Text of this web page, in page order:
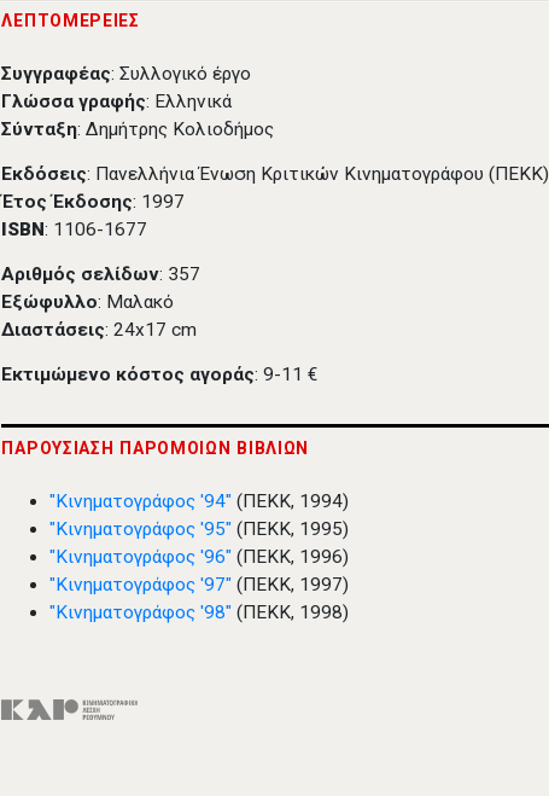
ΛΕΠΤΟΜΕΡΕΙΕΣ
Συγγραφέας: Συλλογικό έργο
Γλώσσα γραφής: Ελληνικά
Σύνταξη: Δημήτρης Κολιοδήμος
Εκδόσεις: Πανελλήνια Ένωση Κριτικών Κινηματογράφου (ΠΕΚΚ)
Έτος Έκδοσης: 1997
ISBN: 1106-1677
Αριθμός σελίδων: 357
Εξώφυλλο: Μαλακό
Διαστάσεις: 24x17 cm
Εκτιμώμενο κόστος αγοράς: 9-11 €
ΠΑΡΟΥΣΙΑΣΗ ΠΑΡΟΜΟΙΩΝ ΒΙΒΛΙΩΝ
"Κινηματογράφος '94" (ΠΕΚΚ, 1994)
"Κινηματογράφος '95" (ΠΕΚΚ, 1995)
"Κινηματογράφος '96" (ΠΕΚΚ, 1996)
"Κινηματογράφος '97" (ΠΕΚΚ, 1997)
"Κινηματογράφος '98" (ΠΕΚΚ, 1998)